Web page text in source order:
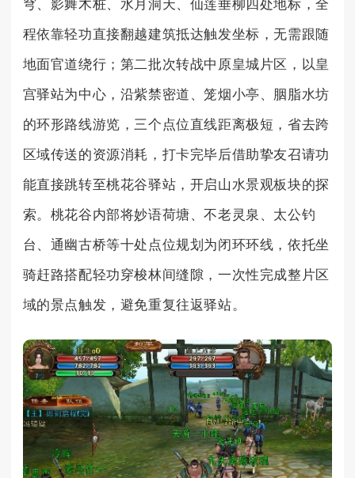
穹、影舞木桩、水月洞天、仙莲垂柳四处地标，全
程依靠轻功直接翻越建筑抵达触发坐标，无需跟随
地面官道绕行；第二批次转战中原皇城片区，以皇
宫驿站为中心，沿紫禁密道、笼烟小亭、胭脂水坊
的环形路线游览，三个点位直线距离极短，省去跨
区域传送的资源消耗，打卡完毕后借助挚友召请功
能直接跳转至桃花谷驿站，开启山水景观板块的探
索。桃花谷内部将妙语荷塘、不老灵泉、太公钓
台、通幽古桥等十处点位规划为闭环环线，依托坐
骑赶路搭配轻功穿梭林间缝隙，一次性完成整片区
域的景点触发，避免重复往返驿站。